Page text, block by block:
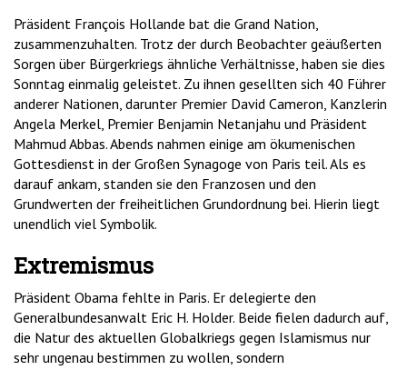
Präsident François Hollande bat die Grand Nation,
zusammenzuhalten. Trotz der durch Beobachter geäußerten
Sorgen über Bürgerkriegs ähnliche Verhältnisse, haben sie dies
Sonntag einmalig geleistet. Zu ihnen gesellten sich 40 Führer
anderer Nationen, darunter Premier David Cameron, Kanzlerin
Angela Merkel, Premier Benjamin Netanjahu und Präsident
Mahmud Abbas. Abends nahmen einige am ökumenischen
Gottesdienst in der Großen Synagoge von Paris teil. Als es
darauf ankam, standen sie den Franzosen und den
Grundwerten der freiheitlichen Grundordnung bei. Hierin liegt
unendlich viel Symbolik.
Extremismus
Präsident Obama fehlte in Paris. Er delegierte den
Generalbundesanwalt Eric H. Holder. Beide fielen dadurch auf,
die Natur des aktuellen Globalkriegs gegen Islamismus nur
sehr ungenau bestimmen zu wollen, sondern